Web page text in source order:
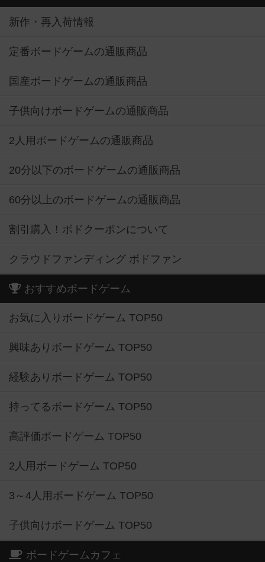
新作・再入荷情報
定番ボードゲームの通販商品
国産ボードゲームの通販商品
子供向けボードゲームの通販商品
2人用ボードゲームの通販商品
20分以下のボードゲームの通販商品
60分以上のボードゲームの通販商品
割引購入！ボドクーポンについて
クラウドファンディング ボドファン
おすすめボードゲーム
お気に入りボードゲーム TOP50
興味ありボードゲーム TOP50
経験ありボードゲーム TOP50
持ってるボードゲーム TOP50
高評価ボードゲーム TOP50
2人用ボードゲーム TOP50
3～4人用ボードゲーム TOP50
子供向けボードゲーム TOP50
ボードゲームカフェ